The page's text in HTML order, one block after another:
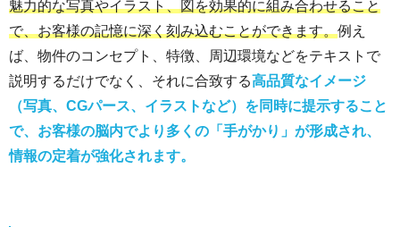
魅力的な写真やイラスト、図を効果的に組み合わせること
で、お客様の記憶に深く刻み込むことができます。例え
ば、物件のコンセプト、特徴、周辺環境などをテキストで
説明するだけでなく、それに合致する高品質なイメージ
（写真、CGパース、イラストなど）を同時に提示すること
で、お客様の脳内でより多くの「手がかり」が形成され、
情報の定着が強化されます。